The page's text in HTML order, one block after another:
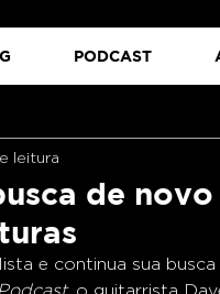
PODCAST
de
leitura
e continua sua
, o guitarrista